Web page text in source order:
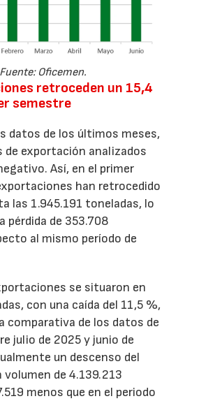
Fuente: Oficemen.
retroceden un 15,4
semestre
datos de los últimos meses,
de exportación analizados
Así, en el primer
han retrocedido
las 1.945.191 toneladas, lo
pérdida de 353.708
al mismo período de
se situaron en
con una caída del 11,5 %,
comparativa de los datos de
julio de 2025 y junio de
un descenso del
volumen de 4.139.213
menos que en el periodo